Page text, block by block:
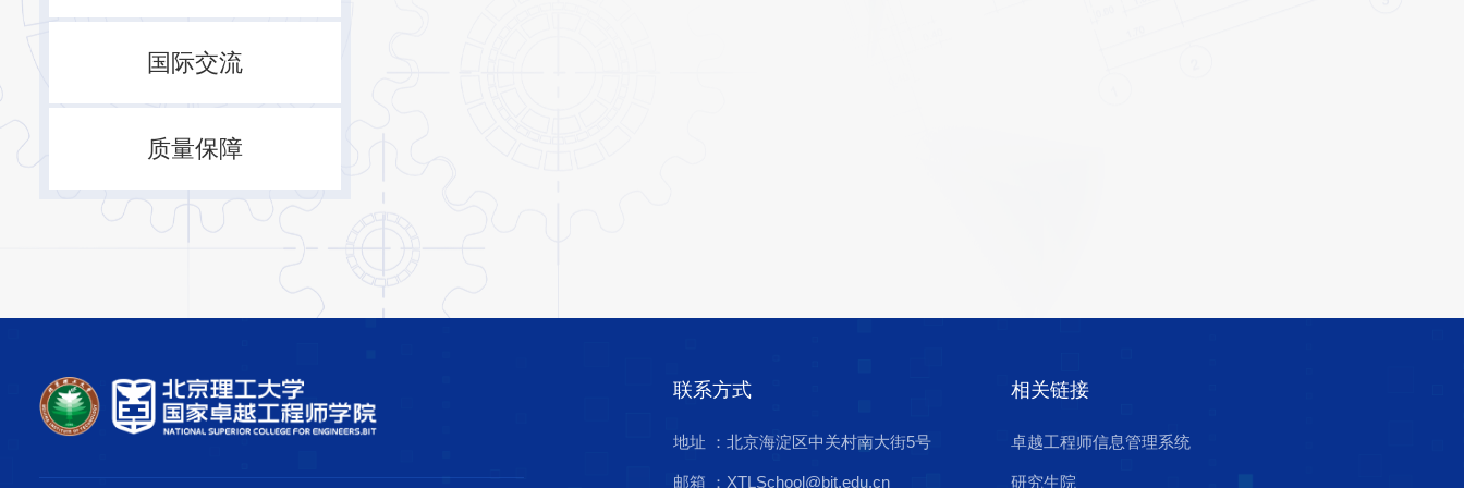
国际交流
质量保障
联系方式
地址 ：北京海淀区中关村南大街5号
邮箱 ：XTLSchool@bit.edu.cn
相关链接
卓越工程师信息管理系统
研究生院